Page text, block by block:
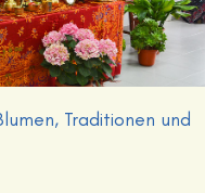
Traditionen und